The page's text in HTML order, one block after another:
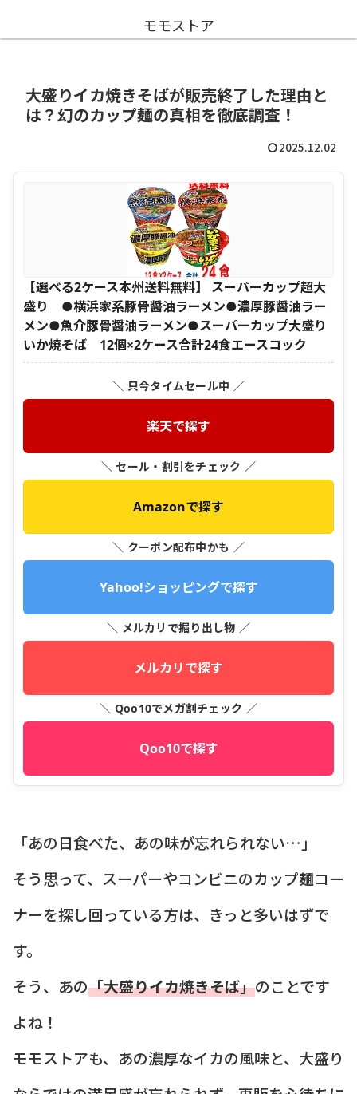
モモストア
大盛りイカ焼きそばが販売終了した理由と
は？幻のカップ麺の真相を徹底調査！
2025.12.02
【選べる2ケース本州送料無料】 スーパーカップ超大
盛り ●横浜家系豚骨醤油ラーメン●濃厚豚醤油ラー
メン●魚介豚骨醤油ラーメン●スーパーカップ大盛り
いか焼そば 12個×2ケース合計24食エースコック
＼ 只今タイムセール中 ／
楽天で探す
＼ セール・割引をチェック ／
Amazonで探す
＼ クーポン配布中かも ／
Yahoo!ショッピングで探す
＼ メルカリで掘り出し物 ／
メルカリで探す
＼ Qoo10でメガ割チェック ／
Qoo10で探す
「あの日食べた、あの味が忘れられない…」
そう思って、スーパーやコンビニのカップ麺コー
ナーを探し回っている方は、きっと多いはずで
す。
そう、あの「大盛りイカ焼きそば」のことです
よね！
モモストアも、あの濃厚なイカの風味と、大盛り